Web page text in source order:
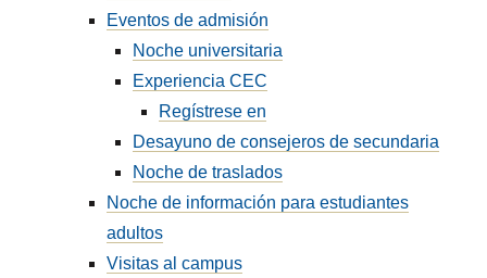
Eventos de admisión
Noche universitaria
Experiencia CEC
Regístrese en
Desayuno de consejeros de secundaria
Noche de traslados
Noche de información para estudiantes
adultos
Visitas al campus